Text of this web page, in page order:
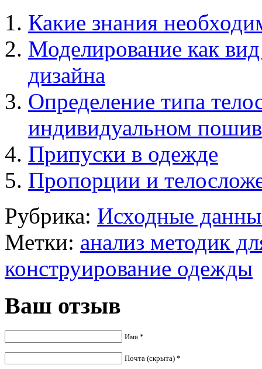
Какие знания
Моделирование как
дизайна
Определение типа
индивидуальном
Припуски в одежде
Пропорции и
Рубрика: Исходные
Метки: анализ методик
конструирование одежды
Ваш отзыв
Имя *
Почта (скрыта) *